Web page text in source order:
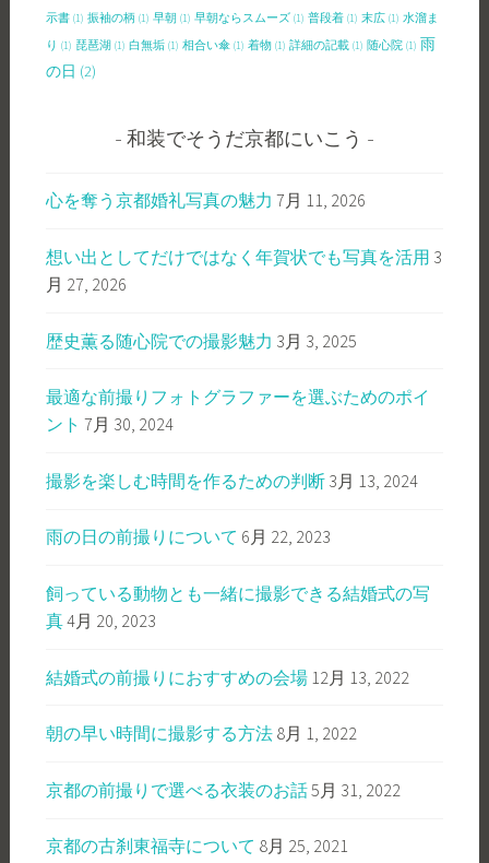
示書(1) 振袖の柄(1) 早朝 (1) 早朝ならスムーズ(1) 普段着(1) 末広(1) 水溜ま
り (1) 琵琶湖(1) 白無垢(1) 相合い傘(1) 着物(1) 詳細の記載(1) 随心院(1) 雨
の日 (2)
和装でそうだ京都にいこう
心を奪う京都婚礼写真の魅力 7月 11, 2026
想い出としてだけではなく年賀状でも写真を活用 3
月 27, 2026
歴史薫る随心院での撮影魅力 3月 3, 2025
最適な前撮りフォトグラファーを選ぶためのポイ
ント 7月 30, 2024
撮影を楽しむ時間を作るための判断 3月 13, 2024
雨の日の前撮りについて 6月 22, 2023
飼っている動物とも一緒に撮影できる結婚式の写
真4月 20, 2023
結婚式の前撮りにおすすめの会場 12月 13, 2022
朝の早い時間に撮影する方法 8月 1, 2022
京都の前撮りで選べる衣装のお話5月 31, 2022
京都の古刹東福寺について 8月 25, 2021